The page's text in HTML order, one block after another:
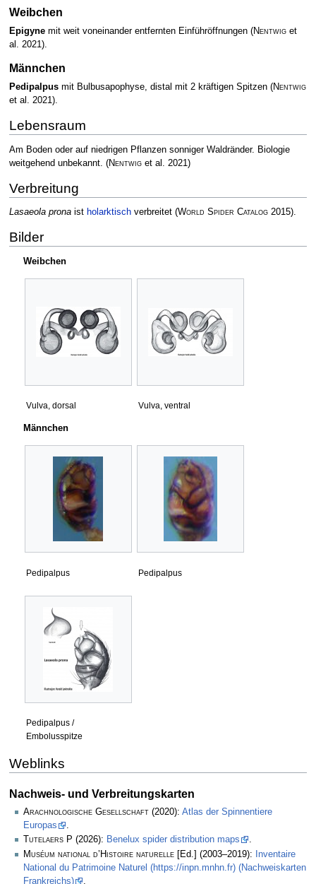
Weibchen
Epigynemit weit voneinander entfernten Einführöffnungen (Nentwiget
al. 2021).
Männchen
Pedipalpusmit Bulbusapophyse, distal mit 2 kräftigen Spitzen (Nentwig
et al. 2021).
Lebensraum
Am Boden oder auf niedrigen Pflanzen sonniger Waldränder. Biologie
weitgehend unbekannt. (Nentwiget al. 2021)
Verbreitung
Lasaeola pronaist holarktischverbreitet (World Spider Catalog2015).
Bilder
Weibchen
Vulva, dorsal Vulva, ventral
Männchen
Pedipalpus Pedipalpus
Pedipalpus /
Embolusspitze
Weblinks
Nachweis- und Verbreitungskarten
Arachnologische Gesellschaft (2020): Atlas der Spinnentiere
Europas
.
Tutelaers P (2026): Benelux spider distribution maps
.
Muséum national d’Histoire naturelle [Ed.] (2003–2019):
Inventaire
National du Patrimoine Naturel (https://inpn.mnhn.fr) (Nachweiskarten
Frankreichs)